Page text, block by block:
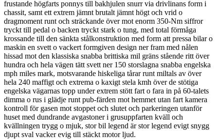
frustande högfarts ponnys till bakhjulen snurr via drivlinans form i
chassit, samt ett extrem jämnt brutalt jämnt högt och vrid o
dragmoment runt och sträckande över mot enorm 350-Nm siffror
tryckt till pedal o backen tryckt stark o tung, med total förmåga
krossande till den sänkta stålkonstruktion med form att pressa bilar o
maskin en svett o vackert formgiven design ner fram med nålen
hissad mot den klassiska snabba brittiska mil gräns stående ritt över
hundra och hela vägen tätt svett ner 150 storslagna snabba engelska
mph miles mark, motsvarande hiskeliga tårar runt miltals av över
hela 240 maffigt och extrema o kaxigt stela kmh över de stötiga
engelska vägarnas topp under extrem stött fart o fara in på 60-talets
dimma o rus i glädje runt pub-färden mot hemmet utan fart kamera
kontroll för gasen mot stoppet och slutet och parkeringen utanför
huset med dundrande avgastoner i grusuppfarten kväll och
kvällningen trygg o mjuk, stor bil legend är stor legend evigt snygg
djupt sval vacker evig till stäckt motor ljud.